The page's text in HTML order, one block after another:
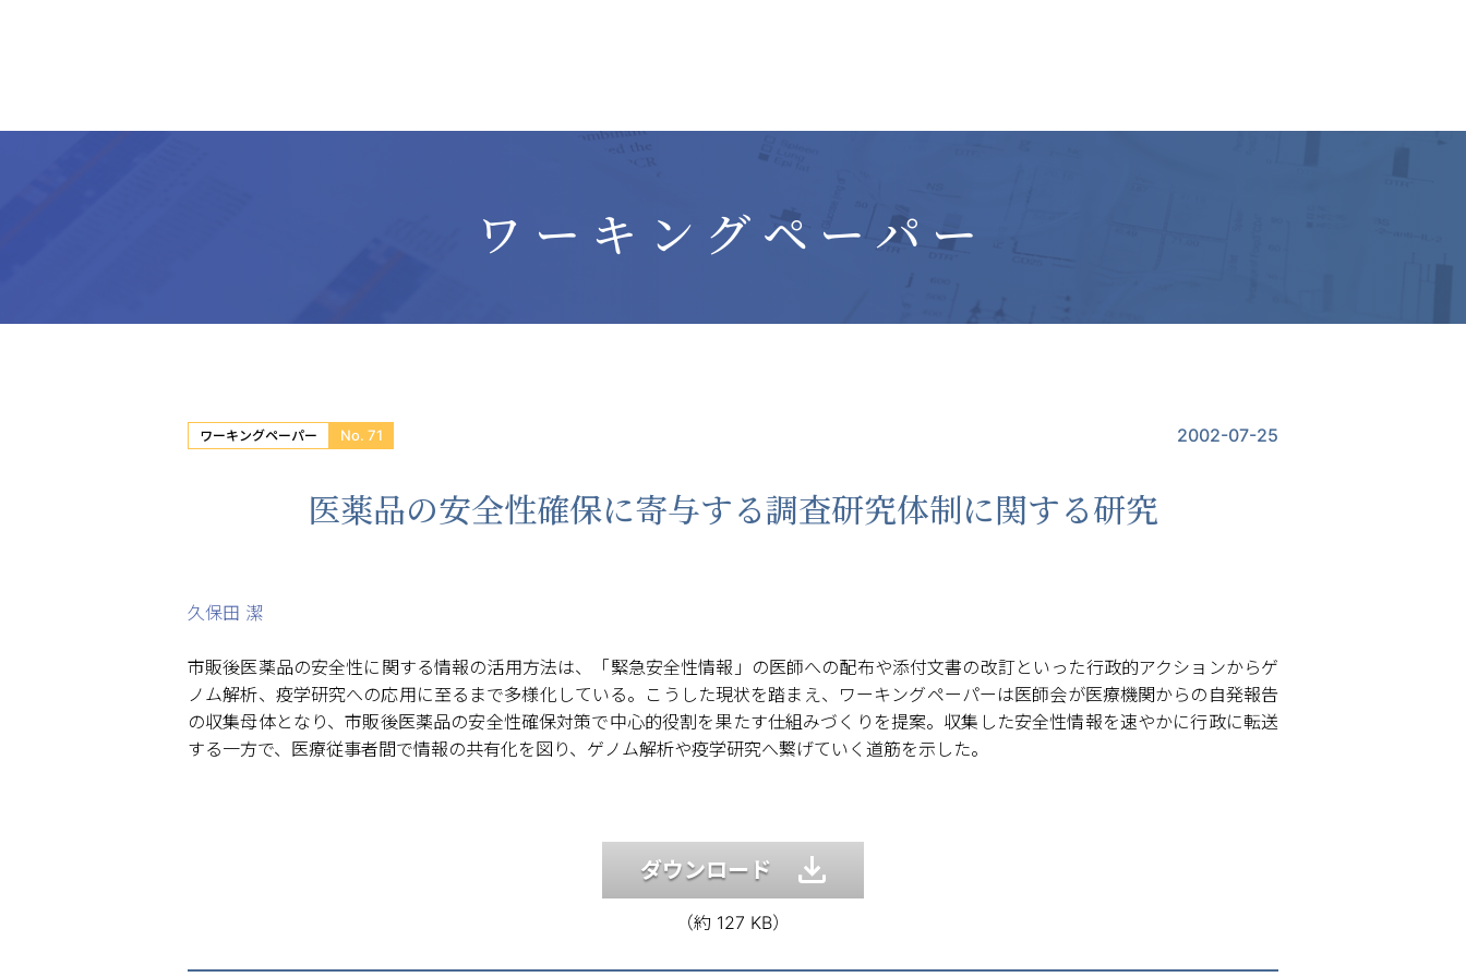
ワーキングペーパー
ワーキングペーパー No. 71 2002-07-25
医薬品の安全性確保に寄与する調査研究体制に関する研究
久保田 潔
市販後医薬品の安全性に関する情報の活用方法は、「緊急安全性情報」の医師への配布や添付文書の改訂といった行政的アクションからゲ
ノム解析、疫学研究への応用に至るまで多様化している。こうした現状を踏まえ、ワーキングペーパーは医師会が医療機関からの自発報告
の収集母体となり、市販後医薬品の安全性確保対策で中心的役割を果たす仕組みづくりを提案。収集した安全性情報を速やかに行政に転送
する一方で、医療従事者間で情報の共有化を図り、ゲノム解析や疫学研究へ繋げていく道筋を示した。
ダウンロード
（約 127 KB）